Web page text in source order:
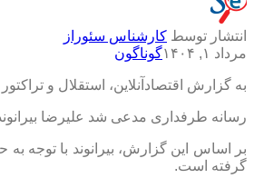
انتشار توسط کارشناس سئوراز
مرداد ۱, ۱۴۰۴
گوناگون
به گزارش اقتصادآنلاین، استقلال و
رسانه طرفداری مدعی شد علیرضا
بر اساس این گزارش، بیرانوند با توجه
گرفته است.